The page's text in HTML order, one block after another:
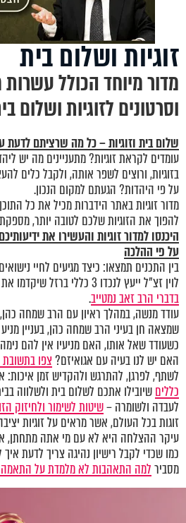
זוגיות ושלום בית
מדור מיוחד הכולל
וסרטונים לזוגיות ושלום
שלום בית וזוגיות – כל מה שרציתם לדעת
עומדים לקראת זוגיות? מתעניינים מה יש
בזוגיות, ורוצים לשפר אותה, ולקבל כלים
על פי היהדות? הגעתם למקום הנכון.
מדור זוגיות באתר הידברות מכיל את כל
להפוך את הזוגיות שלכם לטובה יותר, מספקת
היכנסולמדור זוגיותוהעשירו את
על פי ההלכה
בין התכנים תמצאו: כיצד מגיעים לחיי
לוין זצ"ל ייעץ לנכדו 3 כללי ברזל שיקדמו את הזוגיות למקום טוב יותר.
בדברי הרב זאב נמטייב.
עודד מנשה, במהלך ראיון עם הרב שמחה
שמצאה חן בעיני הרב שמחה כהן, בעניין
כשעודד שאל אותו, האם מניעיו אין להם
האם יש לנו בעיה עם אגואיזם?צפו
לשתף, לפרגן, להתרגש ולהקדיש זמן איכות:
כלליםשיובילו אתכם לשלום בית ולשלווה
לעבדה ולשומרה –שיטות לשימור ולחיזוק
זוגות בכל העולם, אשר מראים על זוגיות
עיקר ההצלחה היא לא עם מי אתה מתחתן,
כמו שכדי לקבל רישיון נהיגה צריך לדעת
מסבירלמה התאהבות לא מלמדת על